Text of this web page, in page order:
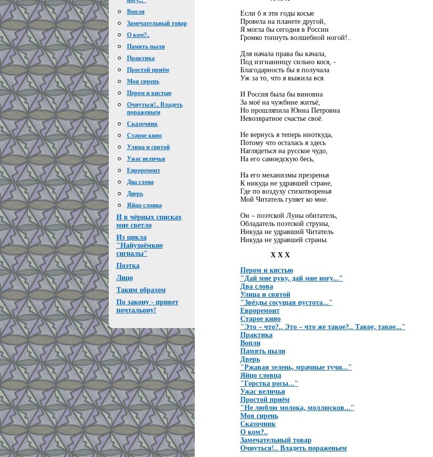
Вопли
Замечательный товар
О ком?..
Память пыли
Практика
Простой приём
Моя сирень
Пером и кистью
Очнуться!.. Владеть
пораженьем
Сказочник
Старое кино
Улица и святой
Ужас величья
Евроремонт
Два слова
Дверь
Яйцо словца
И в чёрных списках
мне светло
Из цикла
"Найухоёмкие
сигналы"
Поэтка
Лицо
Таким образом
По закону - привет
почтальону!
Если б я эти годы косые
Провела на планете другой,
Я могла бы сегодня в России
Громко топнуть волшебной ногой!..
Для начала права бы качала,
Под изгнанницу сильно кося, -
Благодарность бы я получала
Уж за то, что я выжила вся.
И Россия была бы виновна
За моё на чужбине житьё,
Но прошляпила Юнна Петровна
Невозвратное счастье своё.
Не вернусь я теперь ниоткуда,
Потому что осталась я здесь
Наглядеться на русское чудо,
На его самоедскую бесь,
На его механизмы презренья
К никуда не удравшей стране,
Где по воздуху стихотворенья
Мой Читатель гуляет ко мне.
Он – поэтской Луны обитатель,
Обладатель поэтской струны,
Никуда не удравший Читатель
Никуда не удравшей страны.
X X X
Пером и кистью
"Дай мне руку, дай мне ногу..."
Два слова
Улица и святой
"Звёзды сосущая пустота..."
Евроремонт
Старое кино
"Это – что?.. Это – что же такое?.. Такое, такое..."
Практика
Вопли
Память пыли
Дверь
"Ржавая зелень, мрачные тучи..."
Яйцо словца
"Горстка росы..."
Ужас величья
Простой приём
"Не люблю молока, моллюсков..."
Моя сирень
Сказочник
О ком?..
Замечательный товар
Очнуться!.. Владеть пораженьем